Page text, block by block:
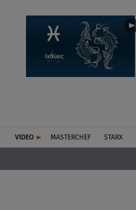
VIDEO MASTERCHEF STARX